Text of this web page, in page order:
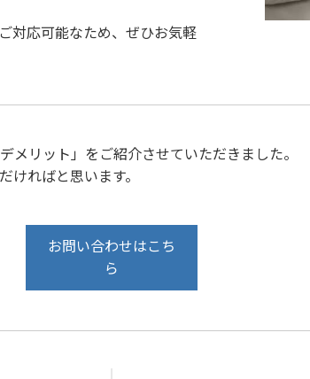
対応可能なため、ぜひお気軽
リット」をご紹介させていただきました。
ればと思います。
お問い合わせはこち
ら